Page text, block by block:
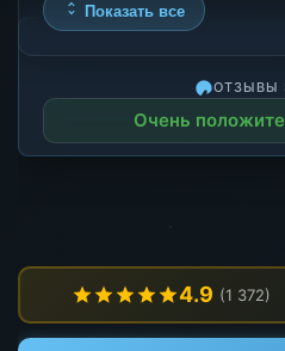
Показать все
ОТЗЫВЫ
Очень
4.9 (1 372)